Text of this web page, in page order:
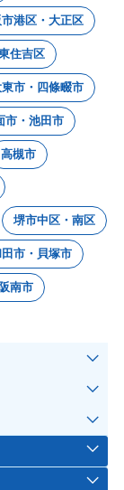
港区・大正区
住吉区
市・四條畷市
市・池田市
高槻市
堺市中区・南区
田市・貝塚市
南市